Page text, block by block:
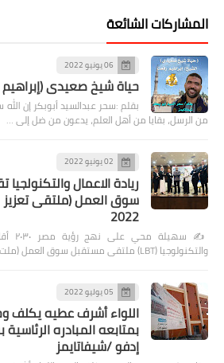
المشاركات الشائعة
06 يونيو 2022
حياة شيخ صعيدى
بقلم :سحر عبدالسيد أبوبكر إن
من الرسل، بقايا من أهل العلم، يدعون من ضل إلى …
02 يونيو 2022
ريادة الاعمال
سوق العمل (ملتقى تعزيز
2022
✍️
والتكنولوجيا (LBT) ملتقى مستقبل سوق العمل (ملت…
05 يوليو 2022
اللواء أشرف عطيه يكلف
بمتابعه المبادره
إدفو /شيفاتايمز